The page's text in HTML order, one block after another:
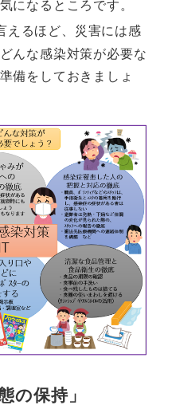
になるところです。
えるほど、災害には感
んな感染対策が必要な
備をしておきましょ
の保持」